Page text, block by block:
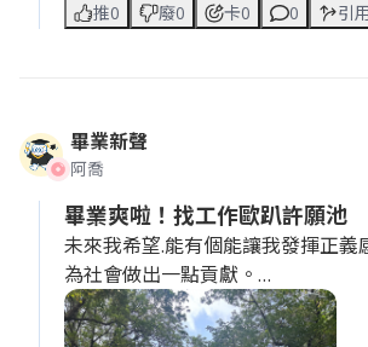
推0 廢0 卡0 0 引
畢業新聲
阿喬
畢業爽啦！找工作歐趴許願池
未來我希望.能有個能讓我發揮正義
為社會做出一點貢獻。
老闆，我希望我的工作不只是為了
會帶來正面的影響。請給我一個機